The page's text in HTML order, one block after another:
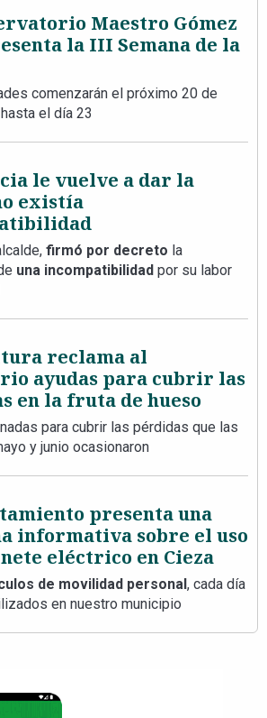
Maestro Gómez
la III Semana de la
comenzarán el próximo 20 de
el día 23
le vuelve a dar la
existía
firmó por decreto la
una incompatibilidad por su labor
reclama al
ayudas para cubrir las
en la fruta de hueso
para cubrir las pérdidas que las
y junio ocasionaron
presenta una
informativa sobre el uso
eléctrico en Cieza
de movilidad personal, cada día
en nuestro municipio